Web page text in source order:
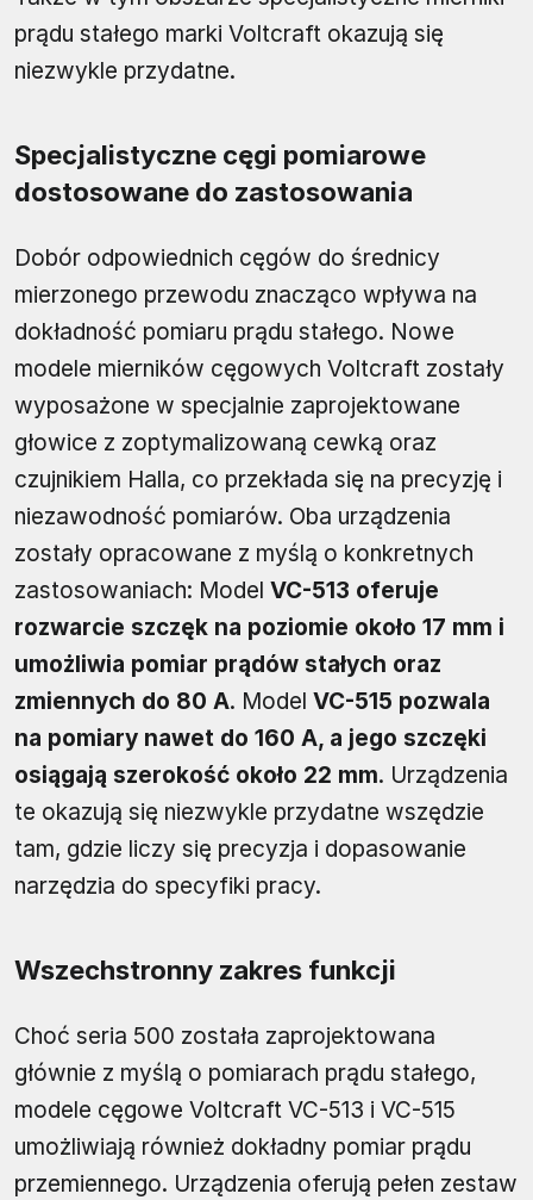
prądu stałego marki Voltcraft okazują się
niezwykle przydatne.
Specjalistyczne cęgi pomiarowe
dostosowane do zastosowania
Dobór odpowiednich cęgów do średnicy
mierzonego przewodu znacząco wpływa na
dokładność pomiaru prądu stałego. Nowe
modele mierników cęgowych Voltcraft zostały
wyposażone w specjalnie zaprojektowane
głowice z zoptymalizowaną cewką oraz
czujnikiem Halla, co przekłada się na precyzję i
niezawodność pomiarów. Oba urządzenia
zostały opracowane z myślą o konkretnych
zastosowaniach: Model VC-513 oferuje
rozwarcie szczęk na poziomie około 17 mm i
umożliwia pomiar prądów stałych oraz
zmiennych do 80 A. Model VC-515 pozwala
na pomiary nawet do 160 A, a jego szczęki
osiągają szerokość około 22 mm. Urządzenia
te okazują się niezwykle przydatne wszędzie
tam, gdzie liczy się precyzja i dopasowanie
narzędzia do specyfiki pracy.
Wszechstronny zakres funkcji
Choć seria 500 została zaprojektowana
głównie z myślą o pomiarach prądu stałego,
modele cęgowe Voltcraft VC-513 i VC-515
umożliwiają również dokładny pomiar prądu
przemiennego. Urządzenia oferują pełen zestaw